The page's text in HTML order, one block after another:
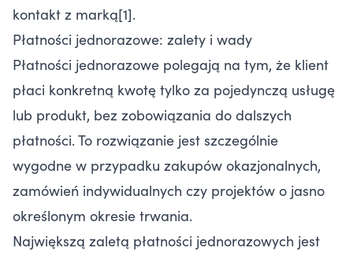
kontakt z marką[1].
Płatności jednorazowe: zalety i wady
Płatności jednorazowe polegają na tym, że klient
płaci konkretną kwotę tylko za pojedynczą usługę
lub produkt, bez zobowiązania do dalszych
płatności. To rozwiązanie jest szczególnie
wygodne w przypadku zakupów okazjonalnych,
zamówień indywidualnych czy projektów o jasno
określonym okresie trwania.
Największą zaletą płatności jednorazowych jest